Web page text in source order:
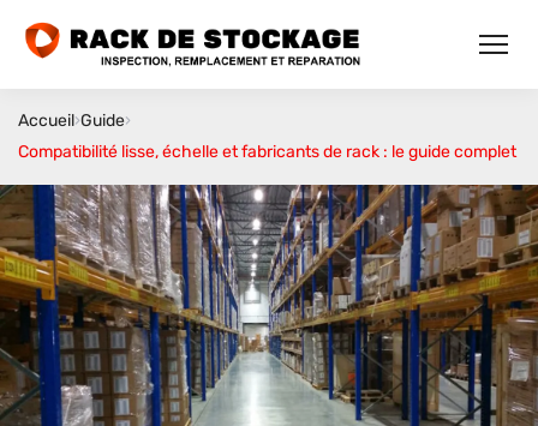
Accueil›Guide›
Compatibilité lisse, échelle et fabricants de rack : le guide complet